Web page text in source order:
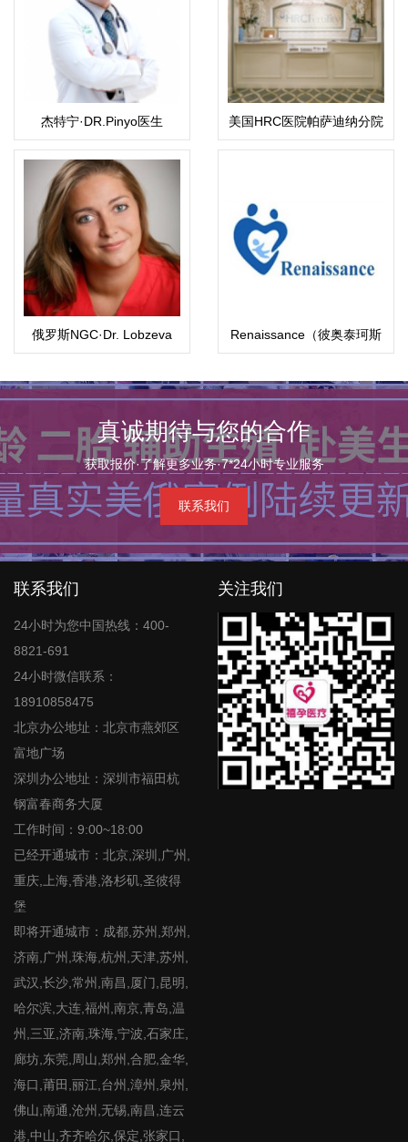
杰特宁·DR.Pinyo医生 美国HRC医院帕萨迪纳分院
俄罗斯NGC·Dr. Lobzeva
Diana医生·戴安娜医生
Renaissance（彼奥泰珂斯
医院）BioTexCom
真诚期待与您的合作
获取报价·了解更多业务·7*24小时专业服务
联系我们
联系我们
24小时为您中国热线：400-
8821-691
24小时微信联系：
18910858475
北京办公地址：北京市燕郊区
富地广场
深圳办公地址：深圳市福田杭
钢富春商务大厦
工作时间：9:00~18:00
已经开通城市：北京,深圳,广州,
重庆,上海,香港,洛杉矶,圣彼得
堡
即将开通城市：成都,苏州,郑州,
济南,广州,珠海,杭州,天津,苏州,
武汉,长沙,常州,南昌,厦门,昆明,
哈尔滨,大连,福州,南京,青岛,温
州,三亚,济南,珠海,宁波,石家庄,
廊坊,东莞,周山,郑州,合肥,金华,
海口,莆田,丽江,台州,漳州,泉州,
佛山,南通,沧州,无锡,南昌,连云
港,中山,齐齐哈尔,保定,张家口,
关注我们